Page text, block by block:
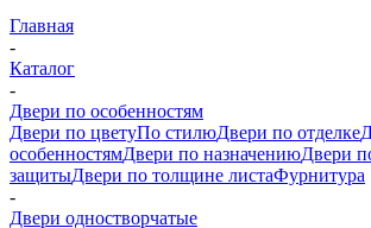
Главная
-
Каталог
-
Двери по особенностям
Двери по цветуПо стилюДвери по отделке
особенностямДвери по назначениюДвери
защитыДвери по толщине листаФурнитура
-
Двери одностворчатые